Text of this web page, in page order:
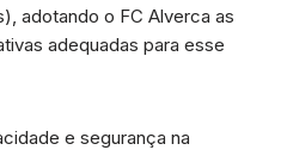
adotando o FC Alverca as
adequadas para esse
e segurança na